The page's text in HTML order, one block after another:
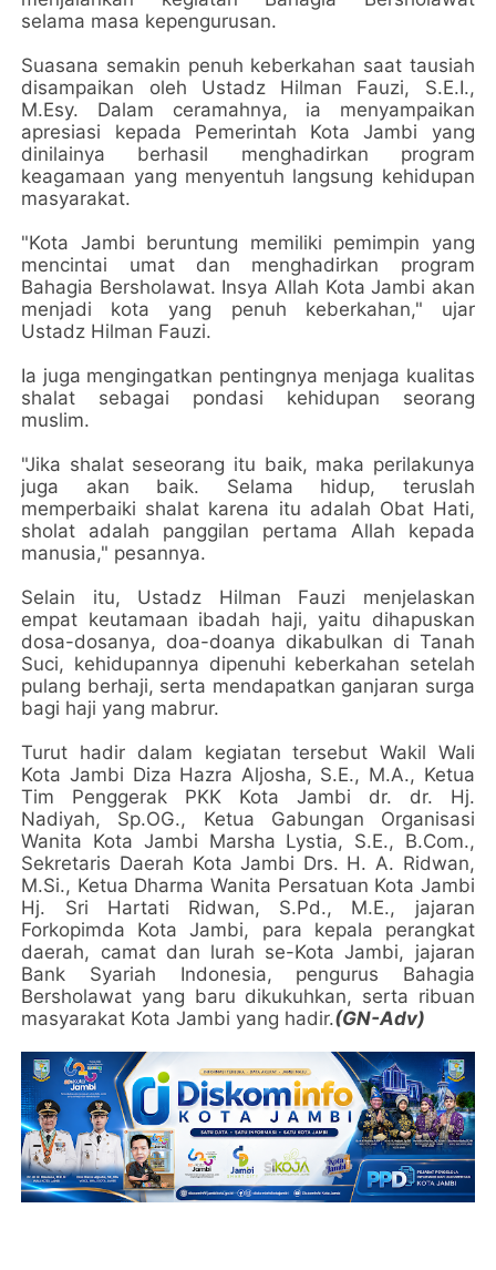
selama masa kepengurusan.
Suasana semakin penuh keberkahan saat tausiah
disampaikan oleh Ustadz Hilman Fauzi, S.E.I.,
M.Esy. Dalam ceramahnya, ia menyampaikan
apresiasi kepada Pemerintah Kota Jambi yang
dinilainya berhasil menghadirkan program
keagamaan yang menyentuh langsung kehidupan
masyarakat.
"Kota Jambi beruntung memiliki pemimpin yang
mencintai umat dan menghadirkan program
Bahagia Bersholawat. Insya Allah Kota Jambi akan
menjadi kota yang penuh keberkahan," ujar
Ustadz Hilman Fauzi.
Ia juga mengingatkan pentingnya menjaga kualitas
shalat sebagai pondasi kehidupan seorang
muslim.
"Jika shalat seseorang itu baik, maka perilakunya
juga akan baik. Selama hidup, teruslah
memperbaiki shalat karena itu adalah Obat Hati,
sholat adalah panggilan pertama Allah kepada
manusia," pesannya.
Selain itu, Ustadz Hilman Fauzi menjelaskan
empat keutamaan ibadah haji, yaitu dihapuskan
dosa-dosanya, doa-doanya dikabulkan di Tanah
Suci, kehidupannya dipenuhi keberkahan setelah
pulang berhaji, serta mendapatkan ganjaran surga
bagi haji yang mabrur.
Turut hadir dalam kegiatan tersebut Wakil Wali
Kota Jambi Diza Hazra Aljosha, S.E., M.A., Ketua
Tim Penggerak PKK Kota Jambi dr. dr. Hj.
Nadiyah, Sp.OG., Ketua Gabungan Organisasi
Wanita Kota Jambi Marsha Lystia, S.E., B.Com.,
Sekretaris Daerah Kota Jambi Drs. H. A. Ridwan,
M.Si., Ketua Dharma Wanita Persatuan Kota Jambi
Hj. Sri Hartati Ridwan, S.Pd., M.E., jajaran
Forkopimda Kota Jambi, para kepala perangkat
daerah, camat dan lurah se-Kota Jambi, jajaran
Bank Syariah Indonesia, pengurus Bahagia
Bersholawat yang baru dikukuhkan, serta ribuan
masyarakat Kota Jambi yang hadir.(GN-Adv)